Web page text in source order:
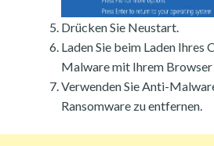
Drücken Sie Neustart.
Laden Sie beim Laden Ihres
Malware mit Ihrem Browser
Verwenden Sie Anti-
Ransomware zu entfernen.